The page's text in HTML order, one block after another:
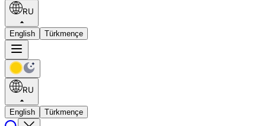
RU
English Türkmençe
RU
English Türkmençe